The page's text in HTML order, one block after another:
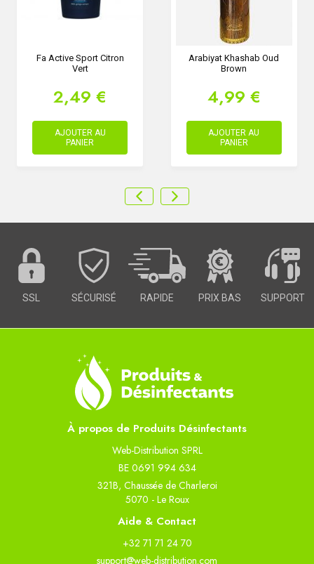
Fa Active Sport Citron
Vert
2,49 €
AJOUTER AU
PANIER
Arabiyat Khashab Oud
Brown
4,99 €
AJOUTER AU
PANIER
SSL SÉCURISÉ RAPIDE PRIX BAS SUPPORT
À propos de Produits Désinfectants
Web-Distribution SPRL
BE 0691 994 634
321B, Chaussée de Charleroi
5070 - Le Roux
Aide & Contact
+32 71 71 24 70
support@web-distribution.com